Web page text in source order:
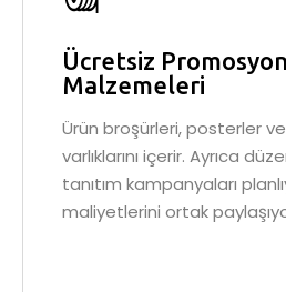
Ücretsiz Promosyon
Malzemeleri
Ürün broşürleri, posterler
varlıklarını içerir. Ayrıca
tanıtım kampanyaları
maliyetlerini ortak